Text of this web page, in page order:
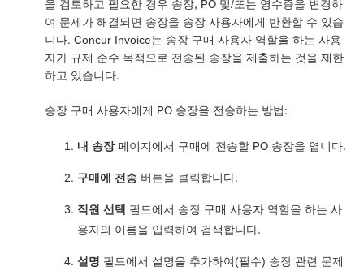
을 검토하고 필요한 경우 송장, PO 및/또는 영수증을 변경하
여 문제가 해결되면 송장을 송장 사용자에게 반환할 수 있습
니다. Concur Invoice는 송장 구매 사용자 역할을 하는 사용
자가 규제 준수 목적으로 전송된 송장을 제출하는 것을 제한
하고 있습니다.
송장 구매 사용자에게 PO 송장을 전송하는 방법:
내 송장페이지에서 구매에 전송할 PO 송장을 엽니다.
구매에 전송 버튼을 클릭합니다.
직원 선택 필드에서 송장 구매 사용자 역할을 하는 사
용자의 이름을 입력하여 검색합니다.
설명 필드에서 설명을 추가하여(필수) 송장 관련 문제